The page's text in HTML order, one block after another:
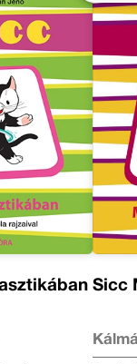
Sicc